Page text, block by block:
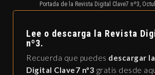
Portada de la Revista Digital Clave7 nº3,
Lee o descarga la Revista
nº3.
Recuerda que puedes descargar
Digital Clave7 nº3 gratis desde